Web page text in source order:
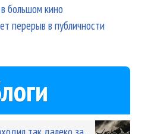
большом кино
перерыв в публичности